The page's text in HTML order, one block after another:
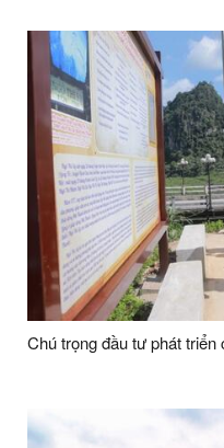
Chú trọng đầu tư phát